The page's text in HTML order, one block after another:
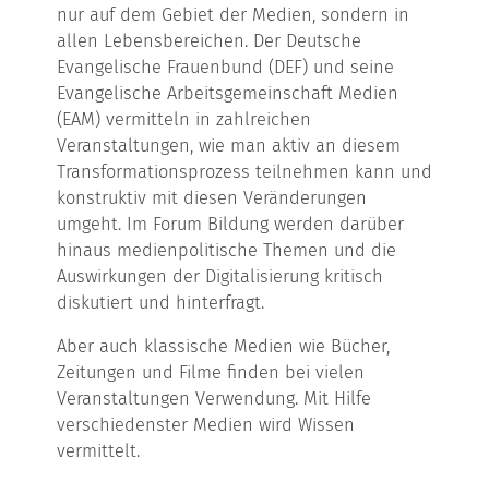
nur auf dem Gebiet der Medien, sondern in
allen Lebensbereichen. Der Deutsche
Evangelische Frauenbund (DEF) und seine
Evangelische Arbeitsgemeinschaft Medien
(EAM) vermitteln in zahlreichen
Veranstaltungen, wie man aktiv an diesem
Transformationsprozess teilnehmen kann und
konstruktiv mit diesen Veränderungen
umgeht. Im Forum Bildung werden darüber
hinaus medienpolitische Themen und die
Auswirkungen der Digitalisierung kritisch
diskutiert und hinterfragt.
Aber auch klassische Medien wie Bücher,
Zeitungen und Filme finden bei vielen
Veranstaltungen Verwendung. Mit Hilfe
verschiedenster Medien wird Wissen
vermittelt.